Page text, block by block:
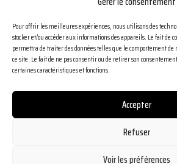
Pour offrir les meilleures expériences, nous utilisons des
stocker et/ou accéder aux informations des appareils. Le fait de
permettra de traiter des données telles que le comportement
ce site. Le fait de ne pas consentir ou de retirer son
certaines caractéristiques et fonctions.
Accepter
Refuser
Voir les préférences